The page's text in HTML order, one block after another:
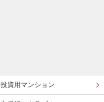
投資用マンション